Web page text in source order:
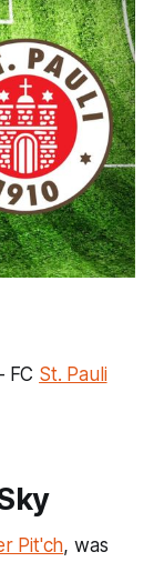
FC St. Pauli
Pit'ch, was